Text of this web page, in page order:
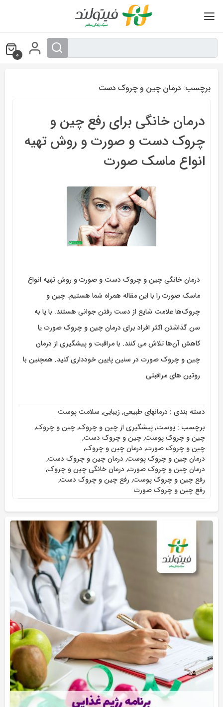
0
برچسب: درمان چین و چروک دست
درمان خانگی برای رفع چین و
چروک دست و صورت و روش تهیه
انواع ماسک صورت
درمان خانگی چین و چروک دست و صورت و روش تهیه انواع
ماسک صورت را با این مقاله همراه شما هستیم. چین و
چروک‌ها علامت شایع از دست رفتن جوانی هستند. با پا به
سن گذاشتن اکثر افراد برای درمان چین و چروک صورت یا
کاهش آن‌ها تلاش می کنند. با مراقبت و پیشگیری از درمان
چین و چروک صورت در سنین پایین خودداری کنید. همچنین با
روتین های مراقبتی
دسته بندی : درمانهای طبیعی, زیبایی, سلامت پوست
برچسب : پوست,پیشگیری از چین و چروک,چین و چروک,
چین و چروک پوست,چین و چروک دست,
چین و چروک صورت, درمان چین و چروک,
درمان چین و چروک پوست, درمان چین و چروک دست,
درمان چین و چروک صورت, درمان خانگی چین و چروک,
رفع چین و چروک پوست, رفع چین و چروک دست,
رفع چین و چروک صورت